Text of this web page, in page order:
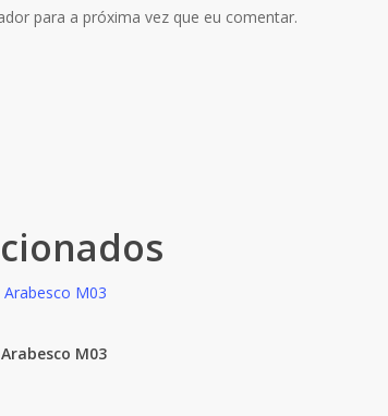
para a próxima vez que eu comentar.
M03